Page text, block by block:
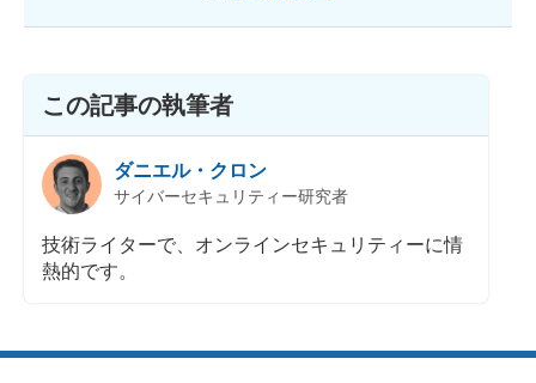
この記事の執筆者
ダニエル・クロン
サイバーセキュリティー研究者
技術ライターで、オンラインセキュリティーに情
熱的です。